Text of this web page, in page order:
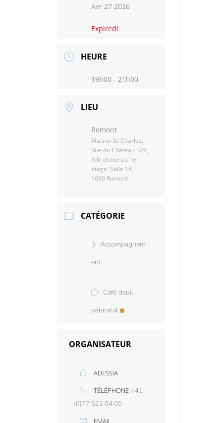
Avr 27 2026
Expired!
HEURE
19h00 - 21h00
LIEU
Romont
Maison St-Charles,
Rue du Château 126,
Aile droite au 1er
étage, Salle 14,
1680 Romont
CATÉGORIE
Accompagnem
ent
Café deuil
périnatal
ORGANISATEUR
ADESSIA
TÉLÉPHONE +41
(0)77 521 54 00
EMAIL